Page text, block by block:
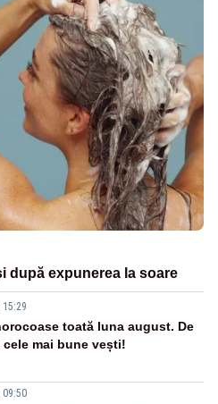
după expunerea la soare
15:29
toată luna august. De
mai bune vești!
09:50